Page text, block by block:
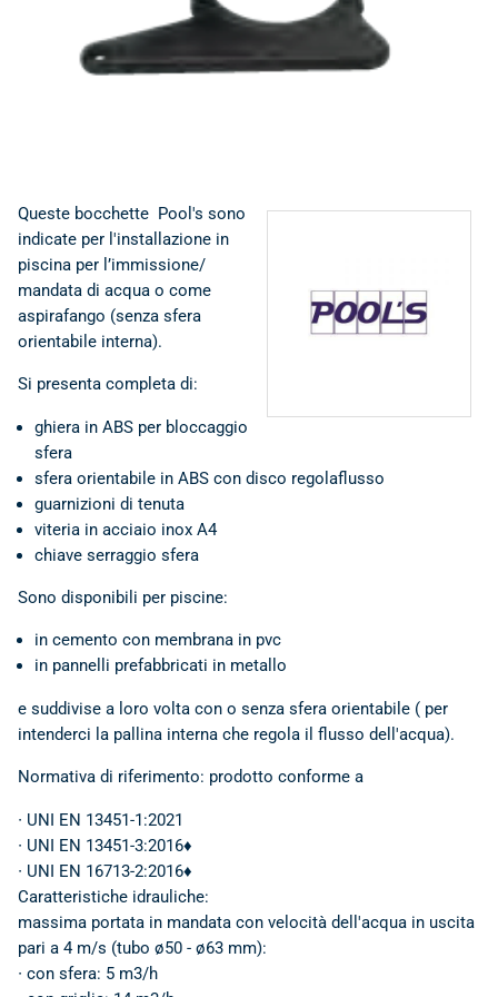
componenti, accessori
e ricambi per ogni
Queste bocchette Pool's sono
indicate per l'installazione in
piscina per l’immissione/
mandata di acqua o come
aspirafango (senza sfera
orientabile interna).
Si presenta completa di:
ghiera in ABS per bloccaggio
sfera
sfera orientabile in ABS con disco regolaflusso
guarnizioni di tenuta
viteria in acciaio inox A4
chiave serraggio sfera
Sono disponibili per piscine:
in cemento con membrana in pvc
in pannelli prefabbricati in metallo
e suddivise a loro volta con o senza sfera orientabile ( per
intenderci la pallina interna che regola il flusso dell'acqua).
Normativa di riferimento: prodotto conforme a
∙ UNI EN 13451-1:2021
∙ UNI EN 13451-3:2016♦
∙ UNI EN 16713-2:2016♦
Caratteristiche idrauliche:
massima portata in mandata con velocità dell'acqua in uscita
pari a 4 m/s (tubo ø50 - ø63 mm):
∙ con sfera: 5 m3/h